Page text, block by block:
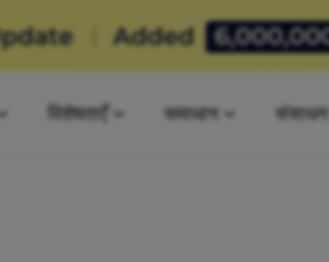
विशेषताएँ समाधान संसाधन